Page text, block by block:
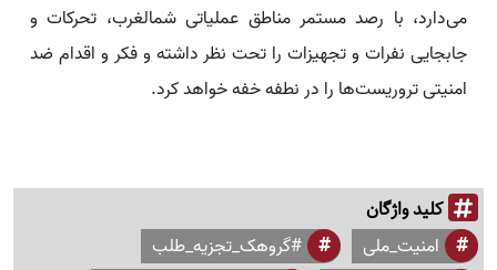
می‌دارد، با رصد مستمر مناطق عملیاتی شمالغرب، تحرکات و
جابجایی نفرات و تجهیزات را تحت نظر داشته و فکر و اقدام ضد
امنیتی تروریست‌ها را در نطفه خفه خواهد کرد.
کلید واژگان
امنیت_ملی
#گروهک_تجزیه_طلب